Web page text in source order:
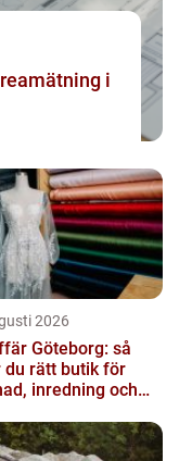
i
2026
Göteborg: så
du rätt butik för
inredning och